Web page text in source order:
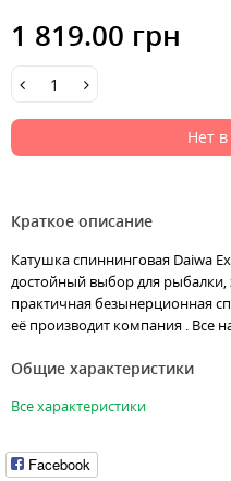
1 819.00 грн
Нет
Краткое описание
Катушкa спиннинговая Daiwa
достойный выбор для рыбалки,
практичная безынерционная
её производит компания . Все
Общие характеристики
Все характеристики
Facebook